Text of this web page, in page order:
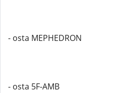
- osta MEPHEDRON
- osta 5F-AMB